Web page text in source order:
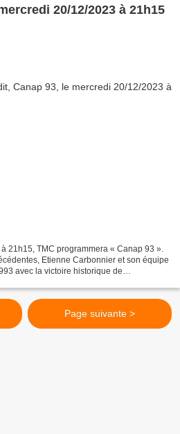
20/12/2023 à 21h15
21h15, TMC programmera « Canap 93 ».
Etienne Carbonnier et son équipe
avec la victoire historique de
Page suivante >